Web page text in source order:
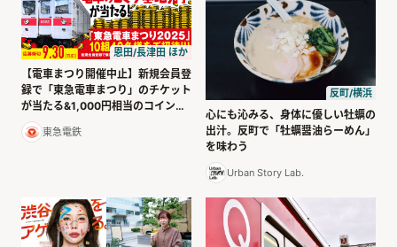
恩田/長津田 ほか
【電車まつり開催中止】新規会員登
録で「東急電車まつり」のチケット
が当たる&1,000円相当のコインを
プレゼント！
東急電鉄
反町/横浜
心にも沁みる、身体に優しい牡蠣の
出汁。反町で「牡蠣醤油らーめん」
を味わう
Urban Story Lab.